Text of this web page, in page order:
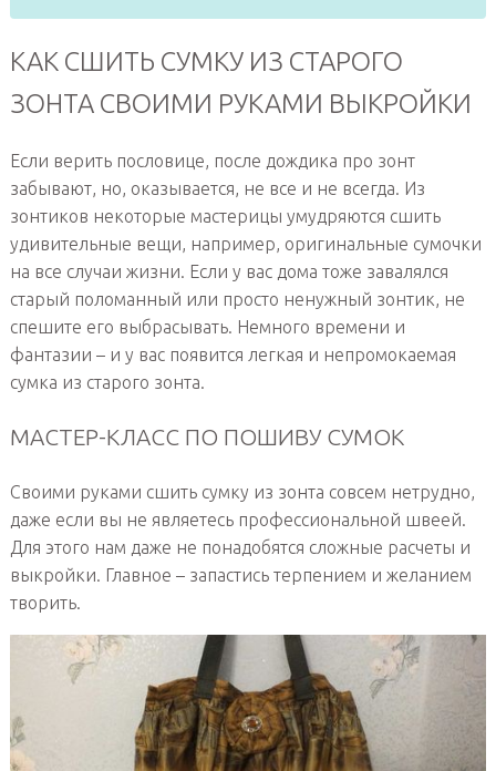
КАК СШИТЬ СУМКУ ИЗ СТАРОГО
ЗОНТА СВОИМИ РУКАМИ ВЫКРОЙКИ
Если верить пословице, после дождика про зонт
забывают, но, оказывается, не все и не всегда. Из
зонтиков некоторые мастерицы умудряются сшить
удивительные вещи, например, оригинальные сумочки
на все случаи жизни. Если у вас дома тоже завалялся
старый поломанный или просто ненужный зонтик, не
спешите его выбрасывать. Немного времени и
фантазии – и у вас появится легкая и непромокаемая
сумка из старого зонта.
МАСТЕР-КЛАСС ПО ПОШИВУ СУМОК
Своими руками сшить сумку из зонта совсем нетрудно,
даже если вы не являетесь профессиональной швеей.
Для этого нам даже не понадобятся сложные расчеты и
выкройки. Главное – запастись терпением и желанием
творить.